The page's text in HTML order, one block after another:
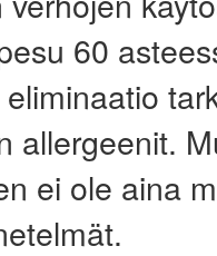
60
allergeenit.
ei ole aina